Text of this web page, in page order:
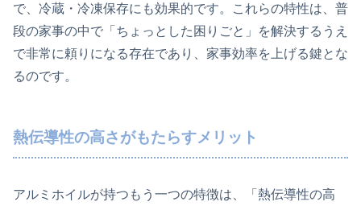
で、冷蔵・冷凍保存にも効果的です。これらの特性は、普
段の家事の中で「ちょっとした困りごと」を解決するうえ
で非常に頼りになる存在であり、家事効率を上げる鍵とな
るのです。
熱伝導性の高さがもたらすメリット
アルミホイルが持つもう一つの特徴は、「熱伝導性の高